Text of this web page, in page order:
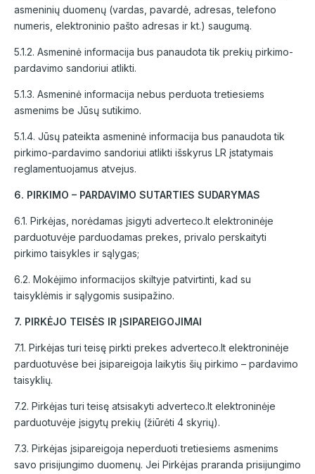
asmeninių duomenų (vardas, pavardė, adresas, telefono
numeris, elektroninio pašto adresas ir kt.) saugumą.
5.1.2. Asmeninė informacija bus panaudota tik prekių pirkimo-
pardavimo sandoriui atlikti.
5.1.3. Asmeninė informacija nebus perduota tretiesiems
asmenims be Jūsų sutikimo.
5.1.4. Jūsų pateikta asmeninė informacija bus panaudota tik
pirkimo-pardavimo sandoriui atlikti išskyrus LR įstatymais
reglamentuojamus atvejus.
6. PIRKIMO – PARDAVIMO SUTARTIES SUDARYMAS
6.1. Pirkėjas, norėdamas įsigyti adverteco.lt elektroninėje
parduotuvėje parduodamas prekes, privalo perskaityti
pirkimo taisykles ir sąlygas;
6.2. Mokėjimo informacijos skiltyje patvirtinti, kad su
taisyklėmis ir sąlygomis susipažino.
7. PIRKĖJO TEISĖS IR ĮSIPAREIGOJIMAI
7.1. Pirkėjas turi teisę pirkti prekes adverteco.lt elektroninėje
parduotuvėse bei įsipareigoja laikytis šių pirkimo – pardavimo
taisyklių.
7.2. Pirkėjas turi teisę atsisakyti adverteco.lt elektroninėje
parduotuvėje įsigytų prekių (žiūrėti 4 skyrių).
7.3. Pirkėjas įsipareigoja neperduoti tretiesiems asmenims
savo prisijungimo duomenų. Jei Pirkėjas praranda prisijungimo